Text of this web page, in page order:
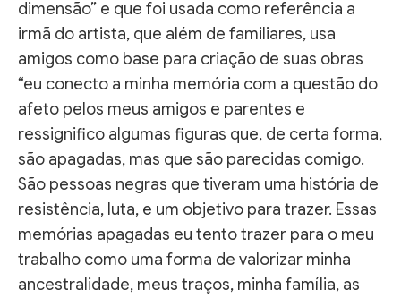
dimensão” e que foi usada como referência a
irmã do artista, que além de familiares, usa
amigos como base para criação de suas obras
“eu conecto a minha memória com a questão do
afeto pelos meus amigos e parentes e
ressignifico algumas figuras que, de certa forma,
são apagadas, mas que são parecidas comigo.
São pessoas negras que tiveram uma história de
resistência, luta, e um objetivo para trazer. Essas
memórias apagadas eu tento trazer para o meu
trabalho como uma forma de valorizar minha
ancestralidade, meus traços, minha família, as